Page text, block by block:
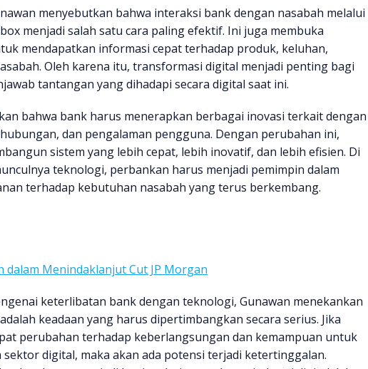
menyebutkan bahwa interaksi bank dengan nasabah melalui
menjadi salah satu cara paling efektif. Ini juga membuka
mendapatkan informasi cepat terhadap produk, keluhan,
Oleh karena itu, transformasi digital menjadi penting bagi
tantangan yang dihadapi secara digital saat ini.
bahwa bank harus menerapkan berbagai inovasi terkait dengan
dan pengalaman pengguna. Dengan perubahan ini,
sistem yang lebih cepat, lebih inovatif, dan lebih efisien. Di
teknologi, perbankan harus menjadi pemimpin dalam
terhadap kebutuhan nasabah yang terus berkembang.
dalam Menindaklanjut Cut JP Morgan
keterlibatan bank dengan teknologi, Gunawan menekankan
keadaan yang harus dipertimbangkan secara serius. Jika
perubahan terhadap keberlangsungan dan kemampuan untuk
digital, maka akan ada potensi terjadi ketertinggalan.